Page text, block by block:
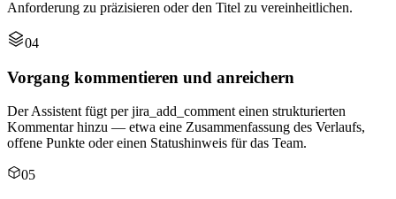
Anforderung zu präzisieren oder den Titel zu vereinheitlichen.
04
Vorgang kommentieren und anreichern
Der Assistent fügt per jira_add_comment einen strukturierten
Kommentar hinzu — etwa eine Zusammenfassung des Verlaufs,
offene Punkte oder einen Statushinweis für das Team.
05